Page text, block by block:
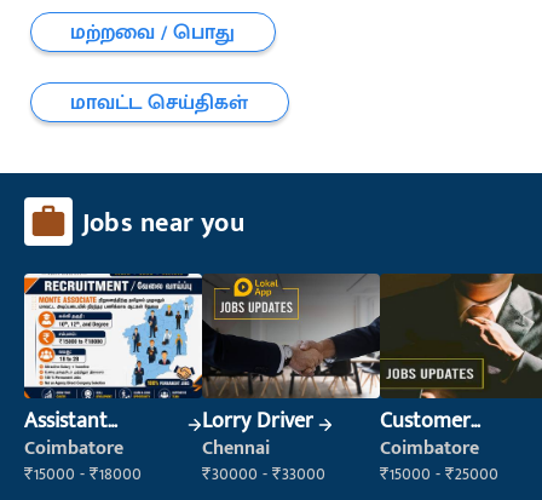
மற்றவை / பொது
மாவட்ட செய்திகள்
Jobs near you
Assistant
Manager
Coimbatore
₹15000 - ₹18000
Lorry Driver
Chennai
₹30000 - ₹33000
Customer
Service Executive
(Customer
Coimbatore
₹15000 - ₹25000